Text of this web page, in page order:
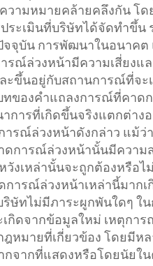
ความหมายคล้ายคลึงกัน โ
ะเมินที่บริษัทได้จัดทำขึ้น
จุบัน การพัฒนาในอนาคต
ณ์ล่วงหน้ามีความเสี่ยงแ
ะขึ้นอยู่กับสถานการณ์ที่จะ
ทของคำแถลงการณ์ที่คาด
การที่เกิดขึ้นจริงแตกต่าง
ณ์ล่วงหน้าดังกล่าว แม้ว่
การณ์ล่วงหน้านั้นมีความ
งเหล่านั้นจะถูกต้องหรือไ
ารณ์ล่วงหน้าเหล่านี้มากเ
ษัทไม่มีภาระผูกพันใดๆ ใ
กิดจากข้อมูลใหม่ เหตุกา
หมายที่เกี่ยวข้อง โดยมีห
จากที่แสดงหรือโดยนัยใ